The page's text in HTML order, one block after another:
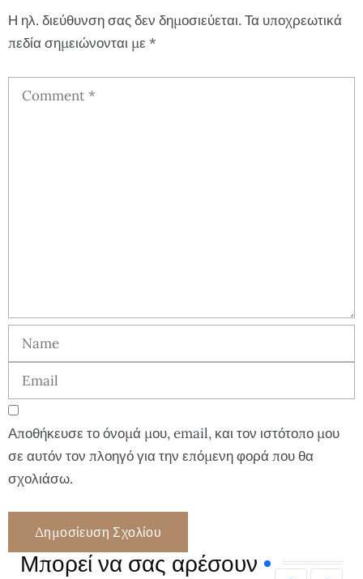
Η ηλ. διεύθυνση σας δεν δημοσιεύεται. Τα υποχρεωτικά
πεδία σημειώνονται με *
Αποθήκευσε το όνομά μου, email, και τον ιστότοπο μου
σε αυτόν τον πλοηγό για την επόμενη φορά που θα
σχολιάσω.
Μπορεί να σας αρέσουν